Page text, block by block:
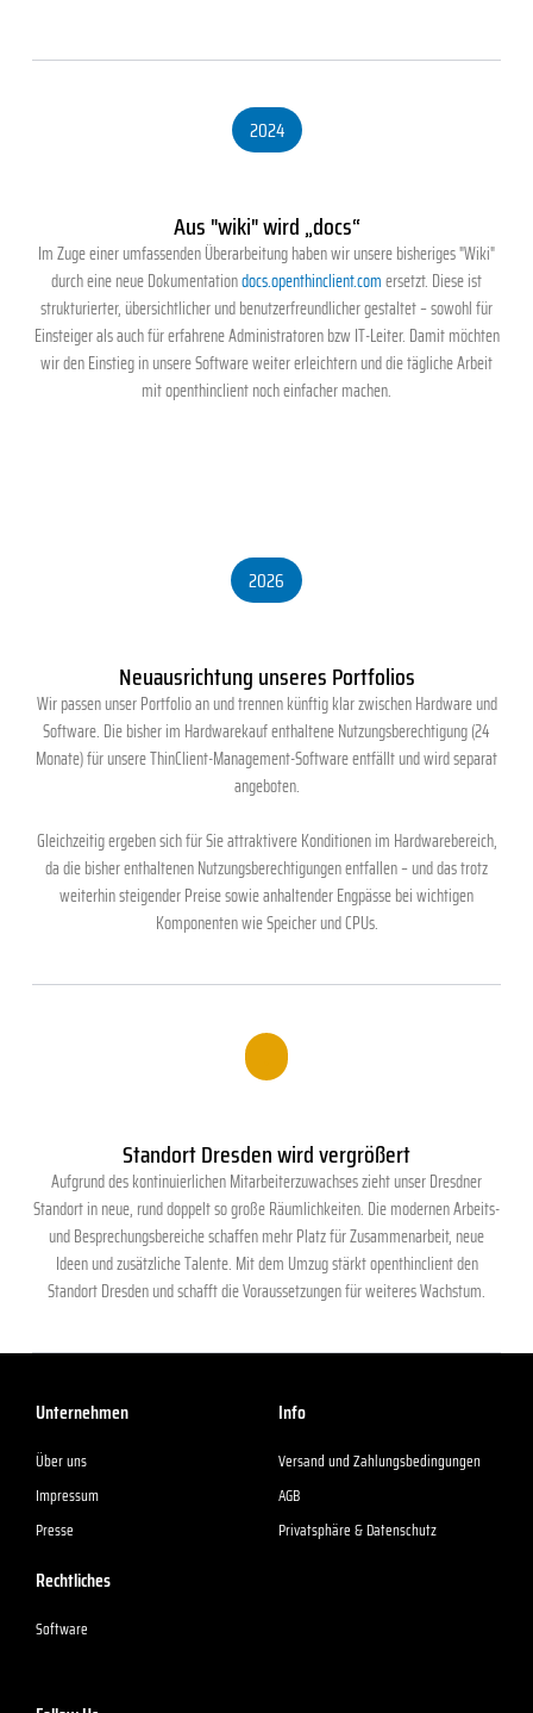
2024
Aus "wiki" wird „docs“
Im Zuge einer umfassenden Überarbeitung haben wir unsere bisheriges "Wiki"
durch eine neue Dokumentationdocs.openthinclient.comersetzt. Diese ist
strukturierter, übersichtlicher und benutzerfreundlicher gestaltet – sowohl für
Einsteiger als auch für erfahrene Administratoren bzw IT-Leiter. Damit möchten
wir den Einstieg in unsere Software weiter erleichtern und die tägliche Arbeit
mit openthinclient noch einfacher machen.
2026
Neuausrichtung unseres Portfolios
Wir passen unser Portfolio an und trennen künftig klar zwischen Hardware und
Software. Die bisher im Hardwarekauf enthaltene Nutzungsberechtigung (24
Monate) für unsere ThinClient-Management-Software entfällt und wird separat
angeboten.
Gleichzeitig ergeben sich für Sie attraktivere Konditionen im Hardwarebereich,
da die bisher enthaltenen Nutzungsberechtigungen entfallen – und das trotz
weiterhin steigender Preise sowie anhaltender Engpässe bei wichtigen
Komponenten wie Speicher und CPUs.
Standort Dresden wird vergrößert
Aufgrund des kontinuierlichen Mitarbeiterzuwachses zieht unser Dresdner
Standort in neue, rund doppelt so große Räumlichkeiten. Die modernen Arbeits-
und Besprechungsbereiche schaffen mehr Platz für Zusammenarbeit, neue
Ideen und zusätzliche Talente. Mit dem Umzug stärkt openthinclient den
Standort Dresden und schafft die Voraussetzungen für weiteres Wachstum.
Unternehmen
Über uns
Impressum
Presse
Info
Versand und Zahlungsbedingungen
AGB
Privatsphäre & Datenschutz
Rechtliches
Software